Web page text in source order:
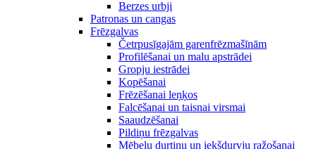
Berzes urbji
Patronas un cangas
Frēzgalvas
Četrpusīgajām garenfrēzmašīnām
Profilēšanai un malu apstrādei
Gropju iestrādei
Kopēšanai
Frēzēšanai leņķos
Falcēšanai un taisnai virsmai
Saaudzēšanai
Pildiņu frēzgalvas
Mēbeļu durtiņu un iekšdurvju ražošanai